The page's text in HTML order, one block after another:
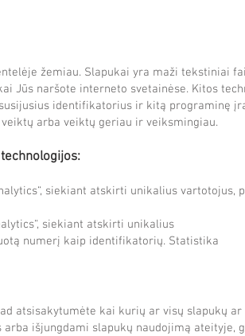
žemiau. Slapukai yra maži tekstiniai
Jūs naršote interneto svetainėse. Kitos
identifikatorius ir kitą programinę
arba veiktų geriau ir veiksmingiau.
siekiant atskirti unikalius
siekiant atskirti unikalius
numerį kaip identifikatorių. Statistika
atsisakytumėte kai kurių ar visų slapukų
išjungdami slapukų naudojimą